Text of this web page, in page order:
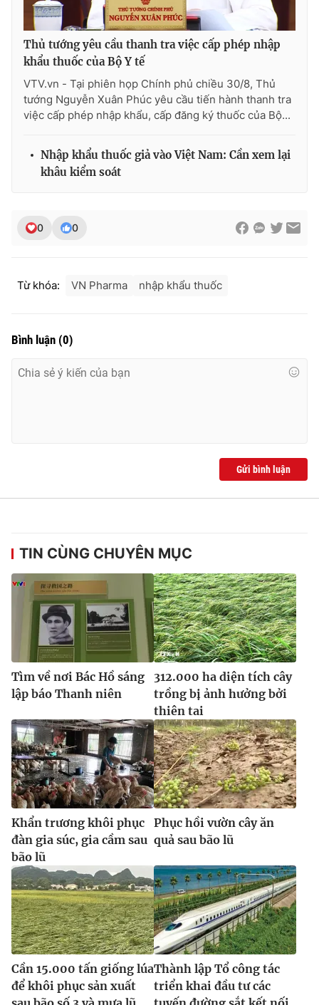
THỜI BÁO VTV
Cơ quan chủ quản:Đài Truyền hình Việt Nam
cấp ngày 29/12/2023
Nguyễn Trọng Ninh
Email:toasoan@vtv.vn
Liên hệ quảng cáo:
024-7300.7108
thuận bằng văn bản. Ghi rõ nguồn VTV.vn khi phát hành lại
thông tin từ website này.
Thủ tướng yêu cầu thanh tra việc cấp phép nhập
khẩu thuốc của Bộ Y tế
VTV.vn - Tại phiên họp Chính phủ chiều 30/8, Thủ
tướng Nguyễn Xuân Phúc yêu cầu tiến hành thanh tra
việc cấp phép nhập khẩu, cấp đăng ký thuốc của Bộ...
Nhập khẩu thuốc giả vào Việt Nam: Cần xem lại
khâu kiểm soát
0 0
Từ khóa: VN Pharma nhập khẩu thuốc
Bình luận (0)
Gửi bình luận
TIN CÙNG CHUYÊN MỤC
Tìm về nơi Bác Hồ sáng
lập báo Thanh niên
312.000 ha diện tích cây
trồng bị ảnh hưởng bởi
thiên tai
Khẩn trương khôi phục
đàn gia súc, gia cầm sau
bão lũ
Phục hồi vườn cây ăn
quả sau bão lũ
Cần 15.000 tấn giống lúa
để khôi phục sản xuất
Thành lập Tổ công tác
triển khai đầu tư các